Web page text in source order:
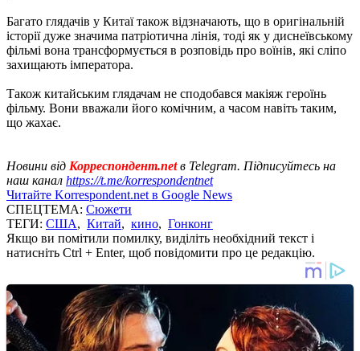
Багато глядачів у Китаї також відзначають, що в оригінальній
історії дуже значима патріотична лінія, тоді як у диснеївському
фільмі вона трансформується в розповідь про воїнів, які сліпо
захищають імператора.
Також китайським глядачам не сподобався макіяж героїнь
фільму. Вони вважали його комічним, а часом навіть таким,
що жахає.
Новини від Корреспондент.netв Telegram. Підписуйтесь на
наш канал https://t.me/korrespondentnet
Читайте Korrespondent.net в Google News
СПЕЦТЕМА: Сюжети
ТЕГИ: США, Китай, кино, Гонконг
Якщо ви помітили помилку, виділіть необхідний текст і
натисніть Ctrl + Enter, щоб повідомити про це редакцію.